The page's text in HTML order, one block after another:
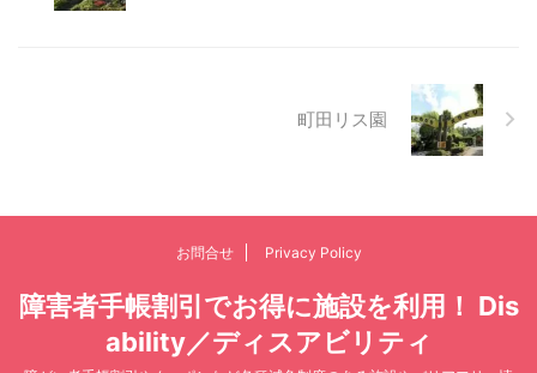
町田リス園
お問合せ Privacy Policy
障害者手帳割引でお得に施設を利用！ Dis
ability／ディスアビリティ